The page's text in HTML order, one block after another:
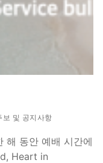
보 및 공지사항
해 동안 예배 시간에
Heart in